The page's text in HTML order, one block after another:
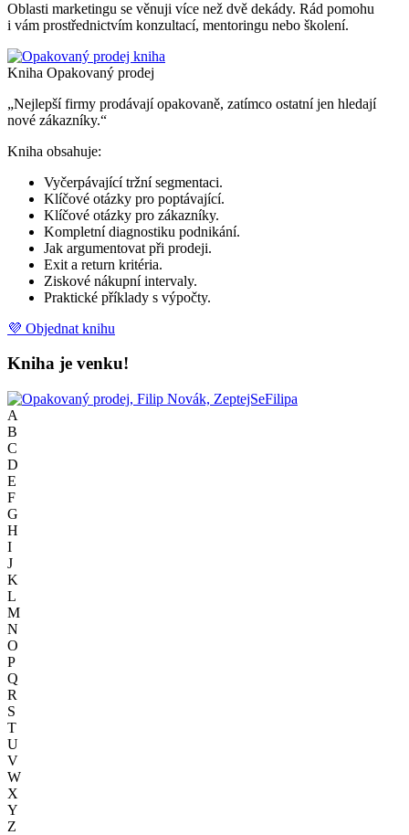
Oblasti marketingu se věnuji více než dvě dekády. Rád pomohu
i vám prostřednictvím konzultací, mentoringu nebo školení.
Kniha Opakovaný prodej
„Nejlepší firmy prodávají opakovaně, zatímco ostatní jen hledají
nové zákazníky.“
Kniha obsahuje:
Vyčerpávající tržní segmentaci.
Klíčové otázky pro poptávající.
Klíčové otázky pro zákazníky.
Kompletní diagnostiku podnikání.
Jak argumentovat při prodeji.
Exit a return kritéria.
Ziskové nákupní intervaly.
Praktické příklady s výpočty.
💜 Objednat knihu
Kniha je venku!
A
B
C
D
E
F
G
H
I
J
K
L
M
N
O
P
Q
R
S
T
U
V
W
X
Y
Z